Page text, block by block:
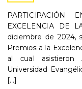
EXCELENCIA DE
diciembre de 2024,
Premios a la
al cual asistieron
Universidad
[...]